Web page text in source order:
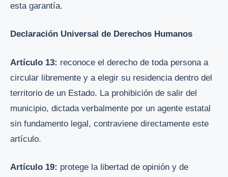
esta garantía.
Declaración Universal de Derechos Humanos
Artículo 13: reconoce el derecho de toda persona a
circular libremente y a elegir su residencia dentro del
territorio de un Estado. La prohibición de salir del
municipio, dictada verbalmente por un agente estatal
sin fundamento legal, contraviene directamente este
artículo.
Artículo 19: protege la libertad de opinión y de